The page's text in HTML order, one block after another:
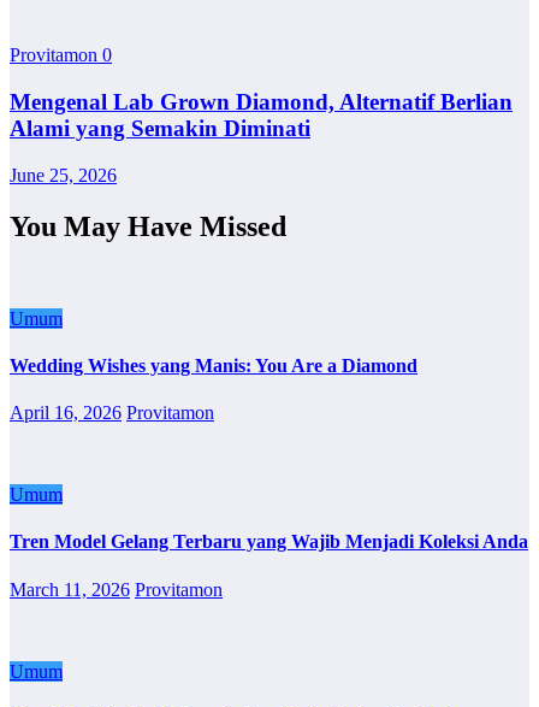
Provitamon 0
Mengenal Lab Grown Diamond, Alternatif Berlian
Alami yang Semakin Diminati
June 25, 2026
You May Have Missed
Umum
Wedding Wishes yang Manis: You Are a Diamond
April 16, 2026 Provitamon
Umum
Tren Model Gelang Terbaru yang Wajib Menjadi Koleksi Anda
March 11, 2026 Provitamon
Umum